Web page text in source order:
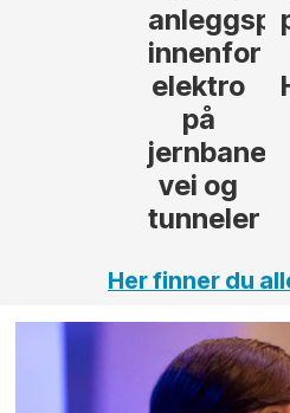
Hålogalandsvegen
Her finner du